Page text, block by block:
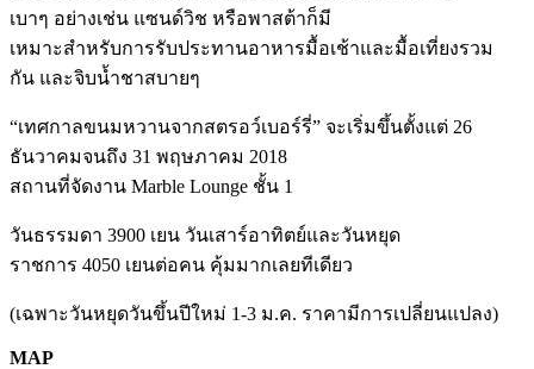
เบาๆ อย่างเช่น แซนด์วิช หรือพาสต้าก็มี
เหมาะสำหรับการรับประทานอาหารมื้อเช้าและมื้อเที่ยงรวม
กัน และจิบน้ำชาสบายๆ
“เทศกาลขนมหวานจากสตรอว์เบอร์รี่” จะเริ่มขึ้นตั้งแต่ 26
ธันวาคมจนถึง 31 พฤษภาคม 2018
สถานที่จัดงาน Marble Lounge ชั้น 1
วันธรรมดา 3900 เยน วันเสาร์อาทิตย์และวันหยุด
ราชการ 4050 เยนต่อคน คุ้มมากเลยทีเดียว
(เฉพาะวันหยุดวันขึ้นปีใหม่ 1-3 ม.ค. ราคามีการเปลี่ยนแปลง)
MAP